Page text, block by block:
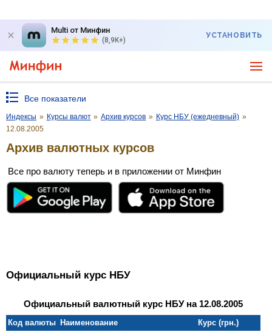
Multi от Минфин
(8,9K+)
УСТАНОВИТЬ
Все показатели
Индексы » Курсы валют » Архив курсов » Курс НБУ (ежедневный) »
12.08.2005
Архив валютных курсов
Все про валюту теперь и в приложении от Минфин
Официальный курс НБУ
Официальный валютный курс НБУ на 12.08.2005
Код валюты Наименование
Курс (грн.)